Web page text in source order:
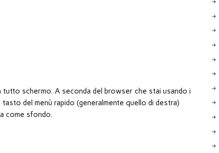
tutto schermo. A seconda del browser che stai usando i
del menù rapido (generalmente quello di destra)
come sfondo.